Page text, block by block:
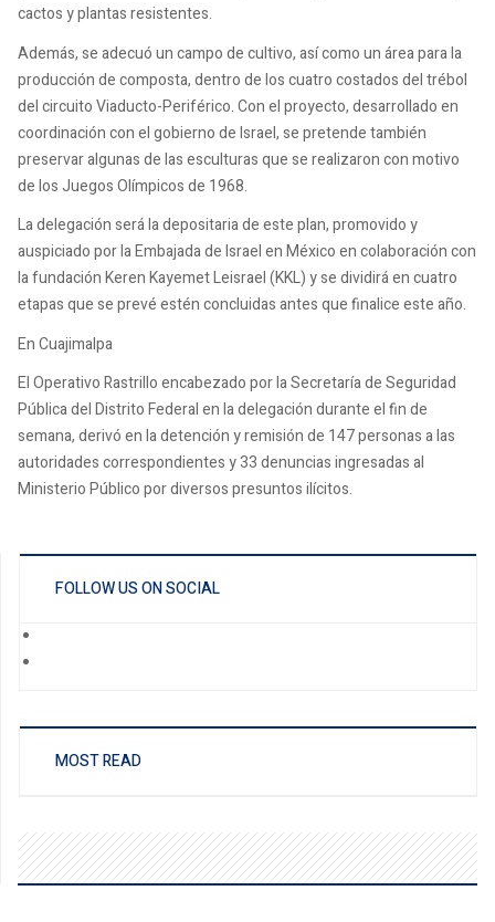
cactos y plantas resistentes.
Además, se adecuó un campo de cultivo, así como un área para la
producción de composta, dentro de los cuatro costados del trébol
del circuito Viaducto-Periférico. Con el proyecto, desarrollado en
coordinación con el gobierno de Israel, se pretende también
preservar algunas de las esculturas que se realizaron con motivo
de los Juegos Olímpicos de 1968.
La delegación será la depositaria de este plan, promovido y
auspiciado por la Embajada de Israel en México en colaboración con
la fundación Keren Kayemet Leisrael (KKL) y se dividirá en cuatro
etapas que se prevé estén concluidas antes que finalice este año.
En Cuajimalpa
El Operativo Rastrillo encabezado por la Secretaría de Seguridad
Pública del Distrito Federal en la delegación durante el fin de
semana, derivó en la detención y remisión de 147 personas a las
autoridades correspondientes y 33 denuncias ingresadas al
Ministerio Público por diversos presuntos ilícitos.
FOLLOW US ON SOCIAL
MOST READ